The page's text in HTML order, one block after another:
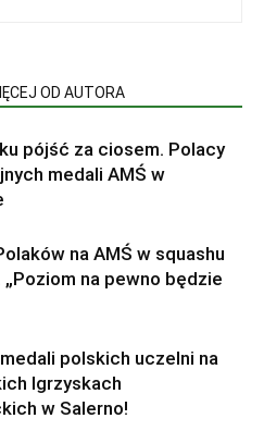
OD AUTORA
pójść za ciosem. Polacy
medali AMŚ w
na AMŚ w squashu
„Poziom na pewno będzie
polskich uczelni na
Igrzyskach
w Salerno!